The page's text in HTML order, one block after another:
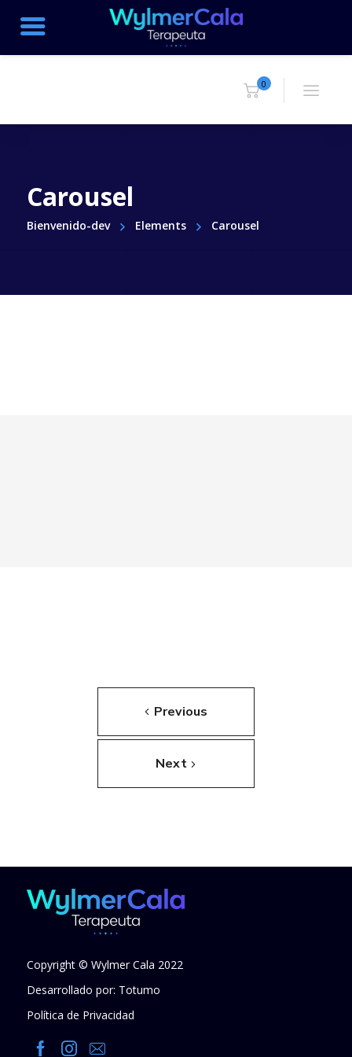
0
Carousel
Bienvenido-dev Elements Carousel
Previous
Next
Copyright © Wylmer Cala 2022
Desarrollado por: Totumo
Política de Privacidad